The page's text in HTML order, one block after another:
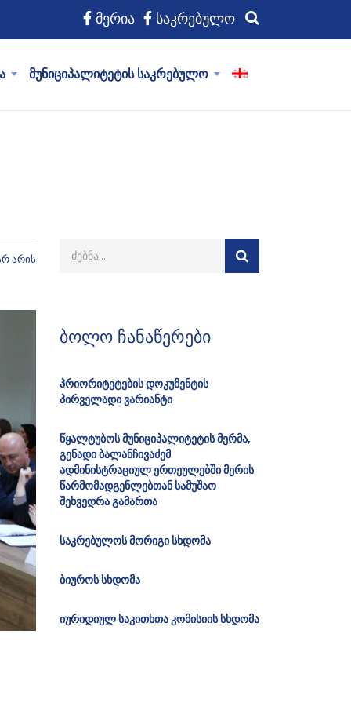
მერია საკრებულო
მუნიციპალიტეტის საკრებულო
არის
ბოლო ჩანაწერები
პრიორიტეტების დოკუმენტის
პირველადი ვარიანტი
წყალტუბოს მუნიციპალიტეტის მერმა,
გენადი ბალანჩივაძემ
ადმინისტრაციულ ერთეულებში მერის
წარმომადგენლებთან სამუშაო
შეხვედრა გამართა
საკრებულოს მორიგი სხდომა
ბიუროს სხდომა
იურიდიულ საკითხთა კომისიის სხდომა